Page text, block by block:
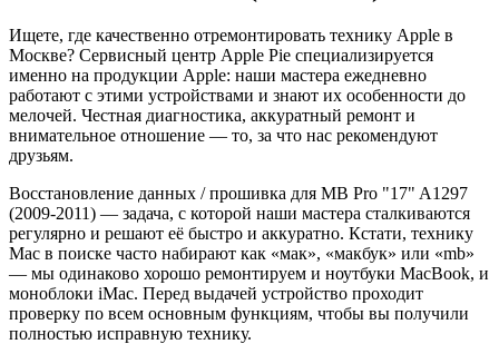
Ищете, где качественно отремонтировать технику Apple в
Москве? Сервисный центр Apple Pie специализируется
именно на продукции Apple: наши мастера ежедневно
работают с этими устройствами и знают их особенности до
мелочей. Честная диагностика, аккуратный ремонт и
внимательное отношение — то, за что нас рекомендуют
друзьям.
Восстановление данных / прошивка для MB Pro "17" A1297
(2009-2011) — задача, с которой наши мастера сталкиваются
регулярно и решают её быстро и аккуратно. Кстати, технику
Mac в поиске часто набирают как «мак», «макбук» или «mb»
— мы одинаково хорошо ремонтируем и ноутбуки MacBook, и
моноблоки iMac. Перед выдачей устройство проходит
проверку по всем основным функциям, чтобы вы получили
полностью исправную технику.